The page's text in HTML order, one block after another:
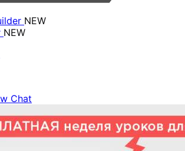
NEW
NEW
Chat